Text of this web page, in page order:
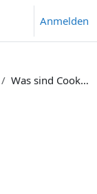
Anmelden
Was sind Cookies ?